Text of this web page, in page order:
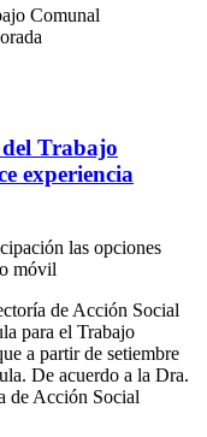
Comunal
Trabajo
experiencia
las opciones
móvil
de Acción Social
para el Trabajo
a partir de setiembre
De acuerdo a la Dra.
de Acción Social